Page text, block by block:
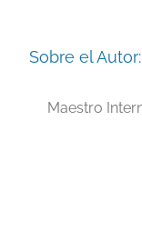
Sobre el Autor:
Maestro